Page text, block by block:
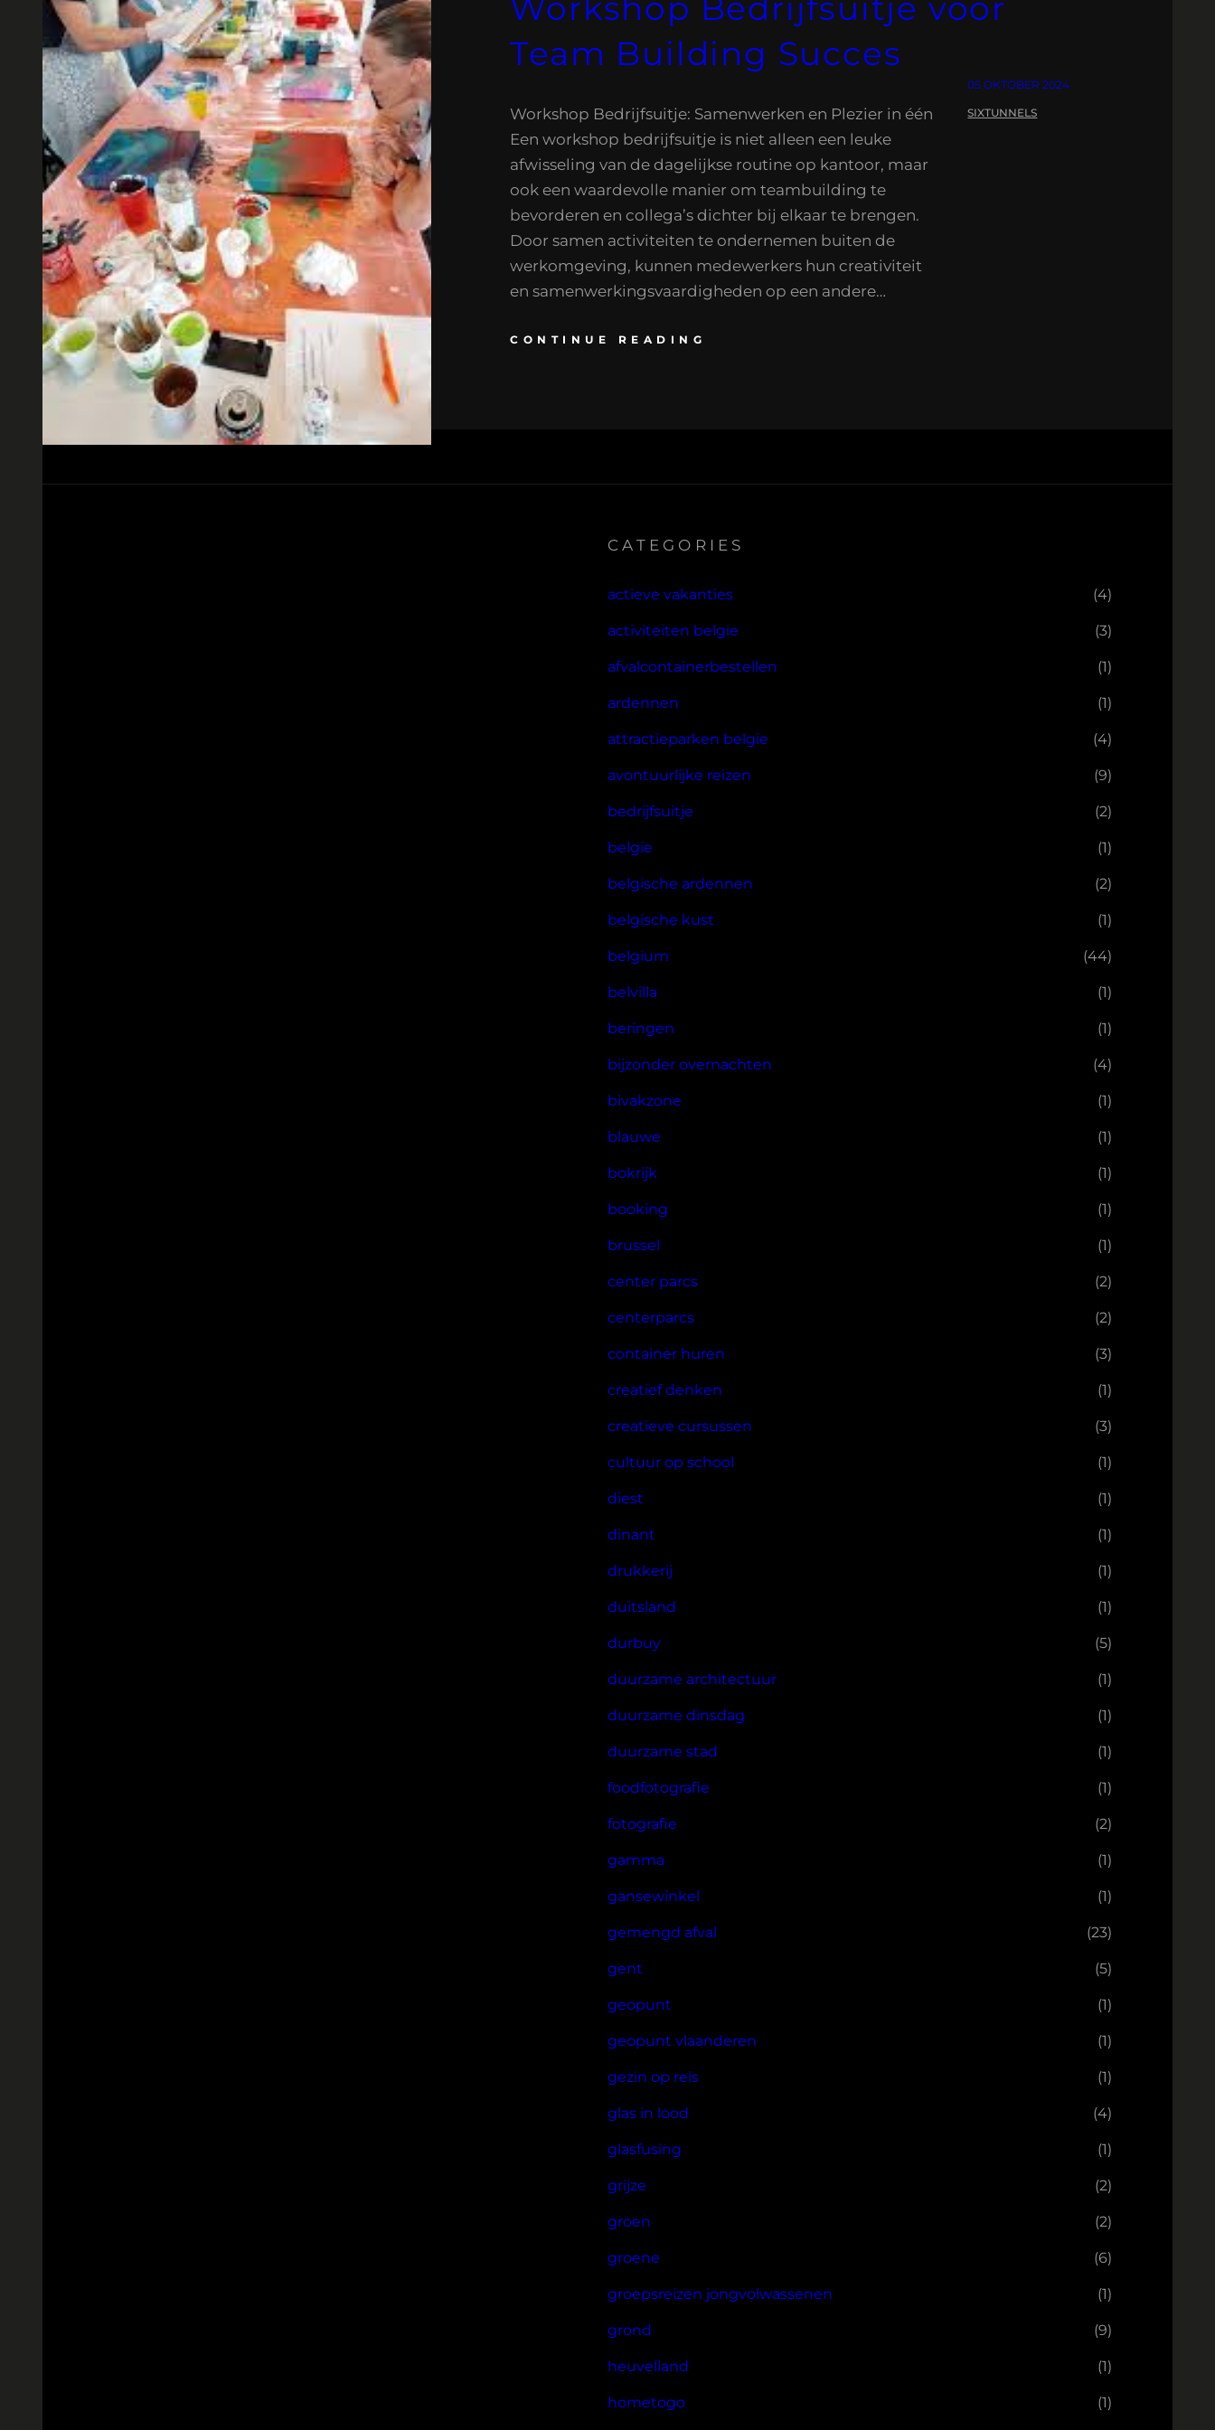
Team Building Succes
Workshop Bedrijfsuitje: Samenwerken en Plezier in één
Een workshop bedrijfsuitje is niet alleen een leuke
afwisseling van de dagelijkse routine op kantoor, maar
ook een waardevolle manier om teambuilding te
bevorderen en collega’s dichter bij elkaar te brengen.
Door samen activiteiten te ondernemen buiten de
werkomgeving, kunnen medewerkers hun creativiteit
en samenwerkingsvaardigheden op een andere…
CONTINUE READING
05 OKTOBER 2024
SIXTUNNELS
CATEGORIES
actieve vakanties (4)
activiteiten belgie (3)
afvalcontainerbestellen (1)
ardennen (1)
attractieparken belgie (4)
avontuurlijke reizen (9)
bedrijfsuitje (2)
belgie (1)
belgische ardennen (2)
belgische kust (1)
belgium (44)
belvilla (1)
beringen (1)
bijzonder overnachten (4)
bivakzone (1)
blauwe (1)
bokrijk (1)
booking (1)
brussel (1)
center parcs (2)
centerparcs (2)
container huren (3)
creatief denken (1)
creatieve cursussen (3)
cultuur op school (1)
diest (1)
dinant (1)
drukkerij (1)
duitsland (1)
durbuy (5)
duurzame architectuur (1)
duurzame dinsdag (1)
duurzame stad (1)
foodfotografie (1)
fotografie (2)
gamma (1)
gansewinkel (1)
gemengd afval (23)
gent (5)
geopunt (1)
geopunt vlaanderen (1)
gezin op reis (1)
glas in lood (4)
glasfusing (1)
grijze (2)
groen (2)
groene (6)
groepsreizen jongvolwassenen (1)
grond (9)
heuvelland (1)
hometogo (1)